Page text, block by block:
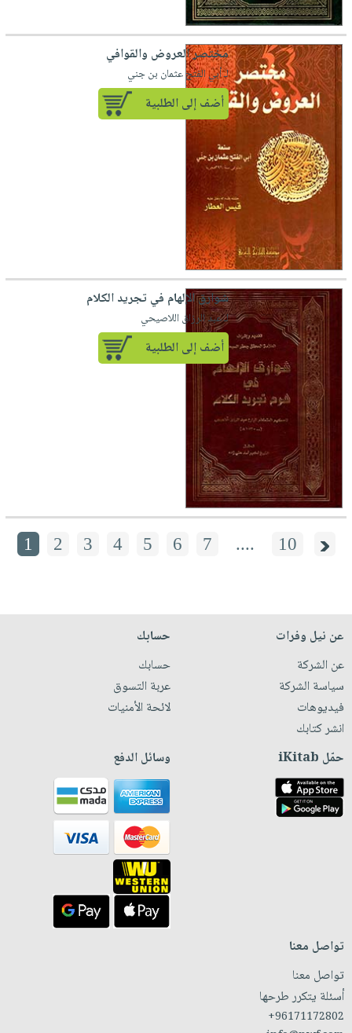
مختصر العروض والقوافي
لـ أبي الفتح عثمان بن جني
أضف إلى الطلبية
شوارق الإلهام في تجريد الكلام
لـ عبد الرزاق اللاصيحي
أضف إلى الطلبية
1 2 3 4 5 6 7 .... 10
عن نيل وفرات
عن الشركة
سياسة الشركة
فيديوهات
انشر كتابك
حسابك
حسابك
عربة التسوق
لائحة الأمنيات
حمّل iKitab وسائل الدفع
تواصل معنا
تواصل معنا
أسئلة يتكرر طرحها
+96171172802